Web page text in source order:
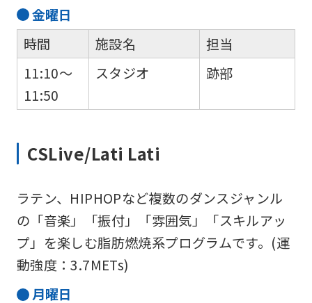
金曜日
時間
11:10～
11:50
施設名
スタジオ
担当
跡部
CSLive/Lati Lati
ラテン、HIPHOPなど複数のダンスジャンル
の「音楽」「振付」「雰囲気」「スキルアッ
プ」を楽しむ脂肪燃焼系プログラムです。(運
動強度：3.7METs)
月曜日